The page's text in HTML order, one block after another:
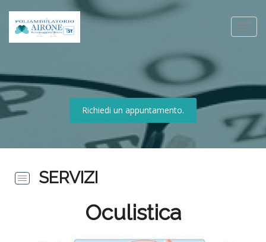
Richiedi un appuntamento.
SERVIZI
Oculistica